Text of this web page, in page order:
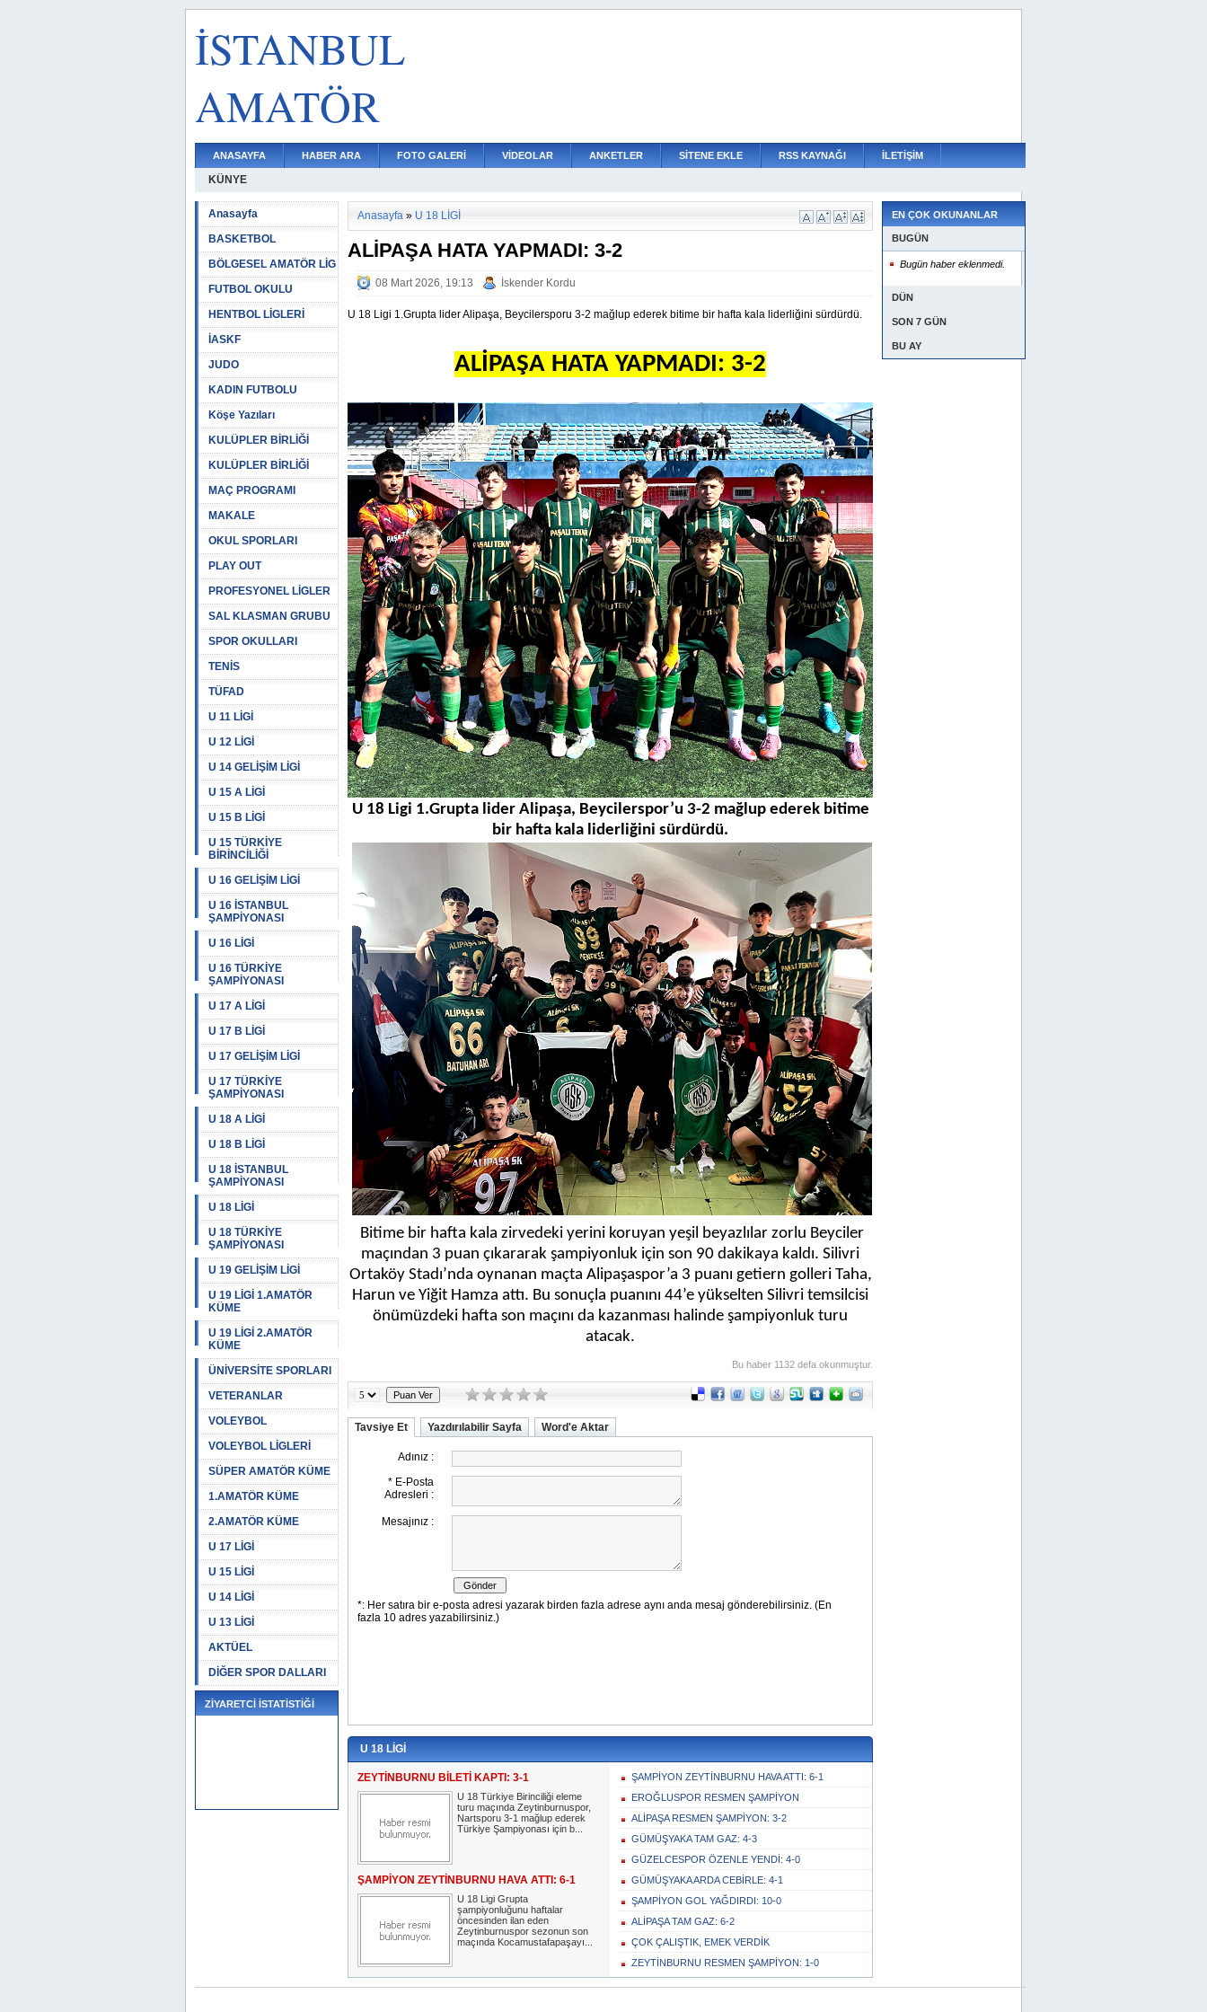
İSTANBUL
AMATÖR
ANASAYFA HABER ARA FOTO GALERİ VİDEOLAR ANKETLER SİTENE EKLE RSS KAYNAĞI İLETİŞİM
KÜNYE
Anasayfa
BASKETBOL
BÖLGESEL AMATÖR LİG
FUTBOL OKULU
HENTBOL LİGLERİ
İASKF
JUDO
KADIN FUTBOLU
Köşe Yazıları
KULÜPLER BİRLİĞİ
KULÜPLER BİRLİĞİ
MAÇ PROGRAMI
MAKALE
OKUL SPORLARI
PLAY OUT
PROFESYONEL LİGLER
SAL KLASMAN GRUBU
SPOR OKULLARI
TENİS
TÜFAD
U 11 LİGİ
U 12 LİGİ
U 14 GELİŞİM LİGİ
U 15 A LİGİ
U 15 B LİGİ
U 15 TÜRKİYE
BİRİNCİLİĞİ
U 16 GELİŞİM LİGİ
U 16 İSTANBUL
ŞAMPİYONASI
U 16 LİGİ
U 16 TÜRKİYE
ŞAMPİYONASI
U 17 A LİGİ
U 17 B LİGİ
U 17 GELİŞİM LİGİ
U 17 TÜRKİYE
ŞAMPİYONASI
U 18 A LİGİ
U 18 B LİGİ
U 18 İSTANBUL
ŞAMPİYONASI
U 18 LİGİ
U 18 TÜRKİYE
ŞAMPİYONASI
U 19 GELİŞİM LİGİ
U 19 LİGİ 1.AMATÖR
KÜME
U 19 LİGİ 2.AMATÖR
KÜME
ÜNİVERSİTE SPORLARI
VETERANLAR
VOLEYBOL
VOLEYBOL LİGLERİ
SÜPER AMATÖR KÜME
1.AMATÖR KÜME
2.AMATÖR KÜME
U 17 LİGİ
U 15 LİGİ
U 14 LİGİ
U 13 LİGİ
AKTÜEL
DİĞER SPOR DALLARI
ZİYARETCİ İSTATİSTİĞİ
Anasayfa » U 18 LİGİ
ALİPAŞA HATA YAPMADI: 3-2
08 Mart 2026, 19:13 İskender Kordu
U 18 Ligi 1.Grupta lider Alipaşa, Beycilersporu 3-2 mağlup ederek bitime bir hafta kala liderliğini sürdürdü.
ALİPAŞA HATA YAPMADI: 3-2
U 18 Ligi 1.Grupta lider Alipaşa, Beycilerspor’u 3-2 mağlup ederek bitime
bir hafta kala liderliğini sürdürdü.
Bitime bir hafta kala zirvedeki yerini koruyan yeşil beyazlılar zorlu Beyciler
maçından 3 puan çıkararak şampiyonluk için son 90 dakikaya kaldı. Silivri
Ortaköy Stadı’nda oynanan maçta Alipaşaspor’a 3 puanı getiern golleri Taha,
Harun ve Yiğit Hamza attı. Bu sonuçla puanını 44’e yükselten Silivri temsilcisi
önümüzdeki hafta son maçını da kazanması halinde şampiyonluk turu
atacak.
Bu haber 1132 defa okunmuştur.
Tavsiye Et Yazdırılabilir Sayfa Word'e Aktar
U 18 LİGİ
ZEYTİNBURNU BİLETİ KAPTI: 3-1
U 18 Türkiye Birinciliği eleme
turu maçında Zeytinburnuspor,
Nartsporu 3-1 mağlup ederek
Türkiye Şampiyonası için b...
ŞAMPİYON ZEYTİNBURNU HAVA ATTI: 6-1
U 18 Ligi Grupta
şampiyonluğunu haftalar
öncesinden ilan eden
Zeytinburnuspor sezonun son
maçında Kocamustafapaşayı...
ŞAMPİYON ZEYTİNBURNU HAVA ATTI: 6-1
EROĞLUSPOR RESMEN ŞAMPİYON
ALİPAŞA RESMEN ŞAMPİYON: 3-2
GÜMÜŞYAKA TAM GAZ: 4-3
GÜZELCESPOR ÖZENLE YENDİ: 4-0
GÜMÜŞYAKA ARDA CEBİRLE: 4-1
ŞAMPİYON GOL YAĞDIRDI: 10-0
ALİPAŞA TAM GAZ: 6-2
ÇOK ÇALIŞTIK, EMEK VERDİK
ZEYTİNBURNU RESMEN ŞAMPİYON: 1-0
EN ÇOK OKUNANLAR
BUGÜN
Bugün haber eklenmedi.
DÜN
SON 7 GÜN
BU AY